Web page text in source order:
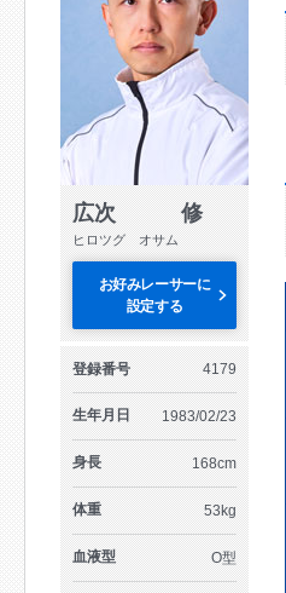
広次 修
ヒロツグ オサム
お好みレーサーに
設定する
登録番号 4179
生年月日 1983/02/23
身長 168cm
体重 53kg
血液型 O型